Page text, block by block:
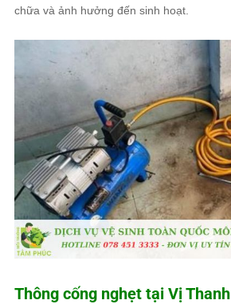
chữa và ảnh hưởng đến sinh hoạt.
Thông cống nghẹt tại Vị